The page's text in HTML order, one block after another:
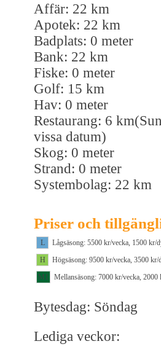
Affär: 22 km
Apotek: 22 km
Badplats: 0 meter
Bank: 22 km
Fiske: 0 meter
Golf: 15 km
Hav: 0 meter
Restaurang: 6
vissa datum)
Skog: 0 meter
Strand: 0 meter
Systembolag: 22 km
Priser och
L
Lågsäsong: 5500 kr/vecka, 1500 kr/
H
Högsäsong: 9500 kr/vecka, 3500 kr/
M1
Mellansäsong: 7000 kr/vecka, 2000
Bytesdag: Söndag
Lediga veckor: